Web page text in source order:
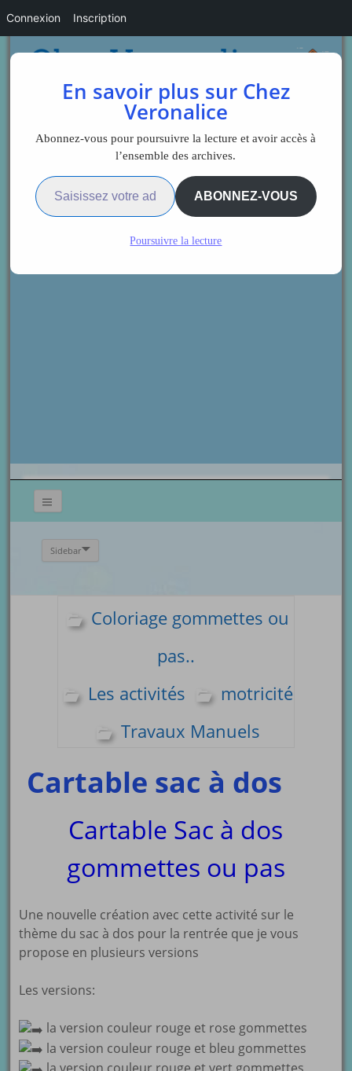
Sidebar
Coloriage gommettes ou
pas..
Les activités
motricité
Travaux Manuels
Cartable sac à dos
Cartable Sac à dos
gommettes ou pas
Une nouvelle création avec cette activité sur le
thème du sac à dos pour la rentrée que je vous
propose en plusieurs versions
Les versions:
la version couleur rouge et rose gommettes
la version couleur rouge et bleu gommettes
En savoir plus sur Chez
Veronalice
Abonnez-vous pour poursuivre la lecture et avoir accès à
l’ensemble des archives.
Saisissez votre adresse e-mail…
ABONNEZ-VOUS
Poursuivre la lecture
Connexion Inscription